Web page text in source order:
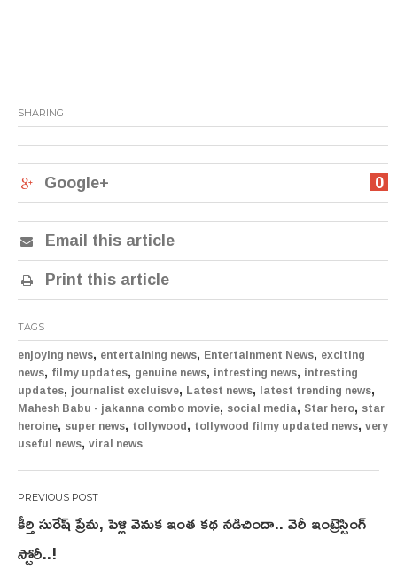
SHARING
0
Google+
Email this article
Print this article
TAGS
enjoying news, entertaining news, Entertainment News, exciting
news, filmy updates, genuine news, intresting news, intresting
updates, journalist excluisve, Latest news, latest trending news,
Mahesh Babu - jakanna combo movie, social media, Star hero, star
heroine, super news, tollywood, tollywood filmy updated news, very
useful news, viral news
Post
navigation
కీర్తి సురేష్ ప్రేమ, పెళ్లి వెనుక ఇంత కథ నడిచిందా.. వెరీ ఇంట్రెస్టింగ్
స్టోరీ..!